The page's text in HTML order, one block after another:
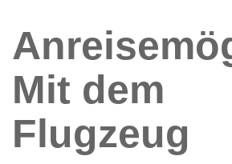
Mit dem
Flugzeug